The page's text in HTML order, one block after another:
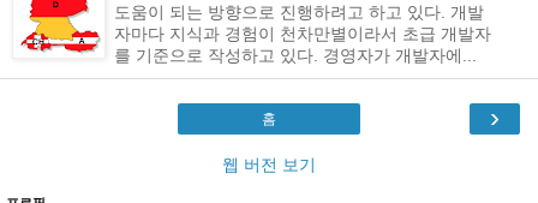
도움이 되는 방향으로 진행하려고 하고 있다. 개발
자마다 지식과 경험이 천차만별이라서 초급 개발자
를 기준으로 작성하고 있다. 경영자가 개발자에...
›
홈
웹 버전 보기